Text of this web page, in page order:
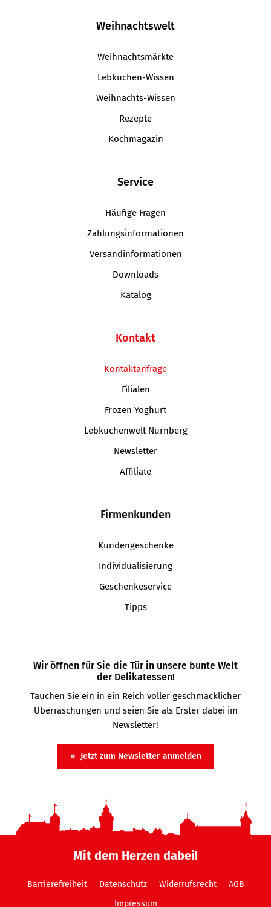
Weihnachtswelt
Weihnachtsmärkte
Lebkuchen-Wissen
Weihnachts-Wissen
Rezepte
Kochmagazin
Service
Häufige Fragen
Zahlungsinformationen
Versandinformationen
Downloads
Katalog
Kontakt
Kontaktanfrage
Filialen
Frozen Yoghurt
Lebkuchenwelt Nürnberg
Newsletter
Affiliate
Firmenkunden
Kundengeschenke
Individualisierung
Geschenkeservice
Tipps
Wir öffnen für Sie die Tür in unsere bunte Welt
der Delikatessen!
Tauchen Sie ein in ein Reich voller geschmacklicher
Überraschungen und seien Sie als Erster dabei im
Newsletter!
Jetzt zum Newsletter anmelden
Mit dem Herzen dabei!
Barrierefreiheit Datenschutz Widerrufsrecht
AGB
Impressum